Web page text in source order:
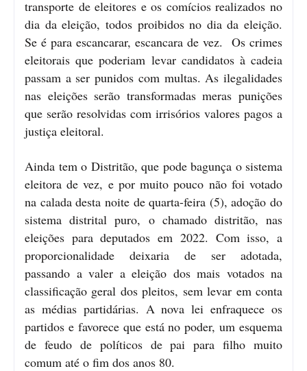
transporte de eleitores e os comícios realizados no
dia da eleição, todos proibidos no dia da eleição.
Se é para escancarar, escancara de vez. Os crimes
eleitorais que poderiam levar candidatos à cadeia
passam a ser punidos com multas. As ilegalidades
nas eleições serão transformadas meras punições
que serão resolvidas com irrisórios valores pagos a
justiça eleitoral.
Ainda tem o Distritão, que pode bagunça o sistema
eleitora de vez, e por muito pouco não foi votado
na calada desta noite de quarta-feira (5), adoção do
sistema distrital puro, o chamado distritão, nas
eleições para deputados em 2022. Com isso, a
proporcionalidade deixaria de ser adotada,
passando a valer a eleição dos mais votados na
classificação geral dos pleitos, sem levar em conta
as médias partidárias. A nova lei enfraquece os
partidos e favorece que está no poder, um esquema
de feudo de políticos de pai para filho muito
comum até o fim dos anos 80.